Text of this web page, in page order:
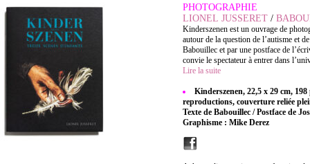
PHOTOGRAPHIE
LIONEL JUSSERET /
Kinderszenen est un ouvrage de
autour de la question de l’autisme et
Babouillec et par une postface de
convie le spectateur à entrer dans
Lire la suite
Kinderszenen, 22,5 x 29 cm,
reproductions, couverture reliée
Texte de Babouillec / Postface de
Graphisme : Mike Derez